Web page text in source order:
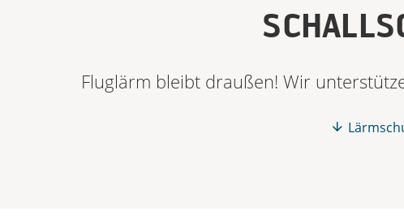
Fluglärm bleibt draußen! Wir